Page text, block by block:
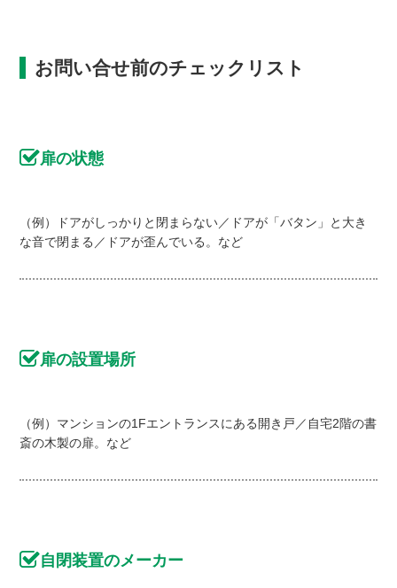
お問い合せ前のチェックリスト
扉の状態
（例）ドアがしっかりと閉まらない／ドアが「バタン」と大き
な音で閉まる／ドアが歪んでいる。など
扉の設置場所
（例）マンションの1Fエントランスにある開き戸／自宅2階の書
斎の木製の扉。など
自閉装置のメーカー